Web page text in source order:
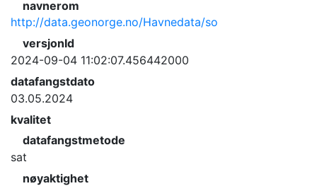
navnerom
http://data.geonorge.no/Havnedata/so
versjonId
2024-09-04 11:02:07.456442000
datafangstdato
03.05.2024
kvalitet
datafangstmetode
sat
nøyaktighet